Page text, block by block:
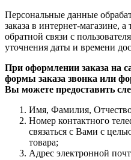
Персональные данные
заказа в интернет-магазине,
обратной связи с
уточнения даты и времени
При оформлении заказа на
формы заказа звонка или
Вы можете предоставить
Имя, Фамилия,
Номер контактного
связаться с Вами с
товара;
Адрес электронной